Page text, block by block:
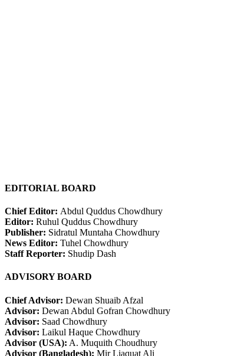
EDITORIAL BOARD
Chief Editor: Abdul Quddus Chowdhury
Editor: Ruhul Quddus Chowdhury
Publisher: Sidratul Muntaha Chowdhury
News Editor: Tuhel Chowdhury
Staff Reporter: Shudip Dash
ADVISORY BOARD
Chief Advisor: Dewan Shuaib Afzal
Advisor: Dewan Abdul Gofran Chowdhury
Advisor: Saad Chowdhury
Advisor: Laikul Haque Chowdhury
Advisor (USA): A. Muquith Choudhury
Advisor (Bangladesh): Mir Liaquat Ali